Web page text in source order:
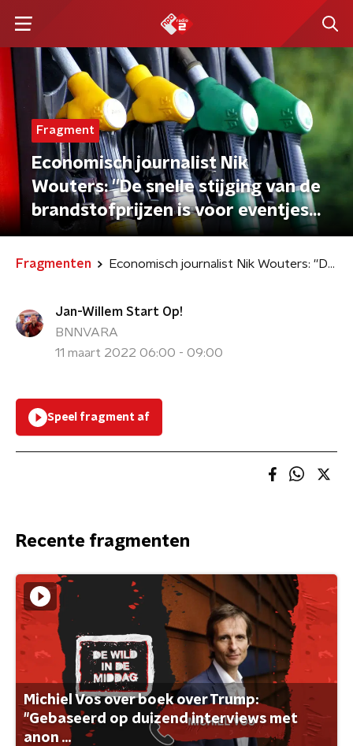
Fragment
Economisch journalist Nik
Wouters: ''De snelle stijging van de
brandstofprijzen is voor eventjes
voorbij''
Fragmenten Economisch journalist Nik Wouters: ''De snelle stijging van de brandstofprijzen is voor eventjes voorbij''
Jan-Willem Start Op!
BNNVARA
11 maart 2022 06:00 - 09:00
Speel fragment af
Recente fragmenten
Michiel Vos over boek over Trump:
"Gebaseerd op duizend interviews met
anon ...